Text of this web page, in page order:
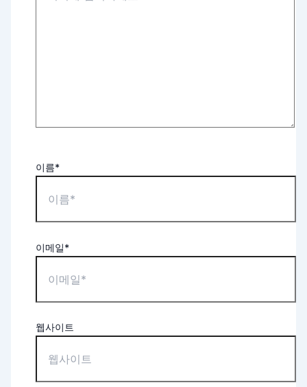
이름*
이메일*
웹사이트